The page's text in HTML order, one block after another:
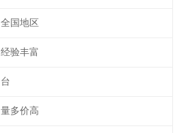
全国地区
经验丰富
台
量多价高